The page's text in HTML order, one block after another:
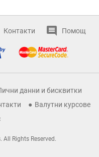
Контакти Помощ
данни и бисквитки
Валутни курсове
Rights Reserved.